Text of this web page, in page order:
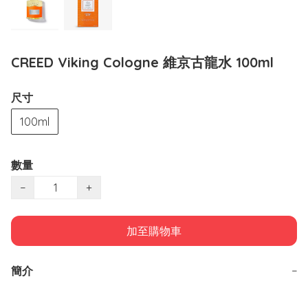
CREED Viking Cologne 維京古龍水 100ml
尺寸
100ml
數量
−
+
加至購物車
簡介 −